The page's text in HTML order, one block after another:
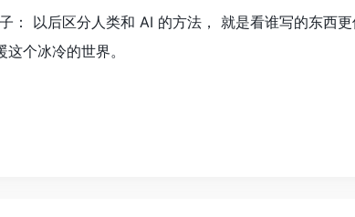
： 以后区分人类和 AI 的方法， 就是看谁写的东西
个冰冷的世界。